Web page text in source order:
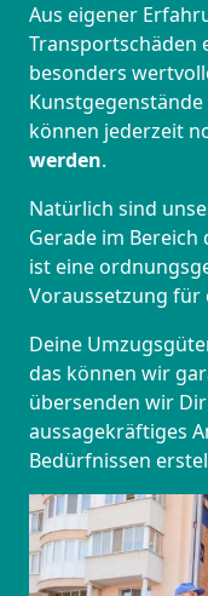
Aus eigener
Transportschäden
besonders
können jederzeit
werden.
Natürlich sind
Gerade im
ist eine
Voraussetzung für
Deine
das können wir
übersenden wir
aussagekräftiges
Bedürfnissen